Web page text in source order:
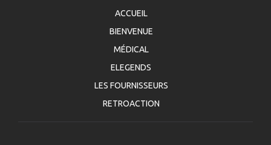
ACCUEIL
BIENVENUE
MÉDICAL
ELEGENDS
LES FOURNISSEURS
RETROACTION